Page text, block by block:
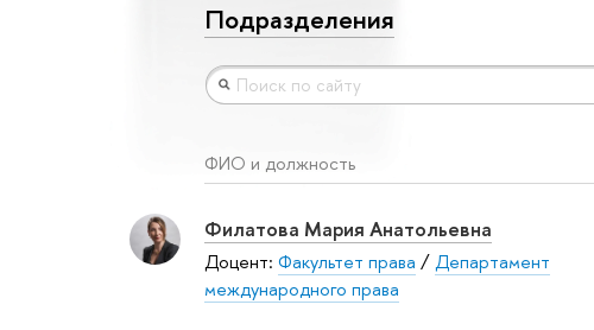
Подразделения
ФИО и должность
Филатова Мария Анатольевна
Доцент: Факультет права /Департамент
международного права